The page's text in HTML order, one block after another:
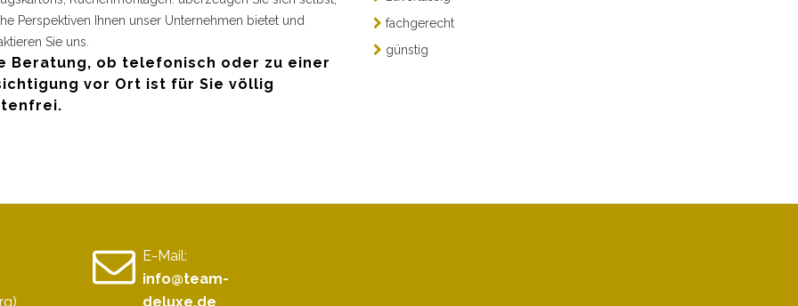
Perspektiven Ihnen unser Unternehmen bietet und
Sie uns.
Beratung, ob telefonisch oder zu einer
vor Ort ist für Sie völlig
fachgerecht
günstig
E-Mail:
info@team-
deluxe.de